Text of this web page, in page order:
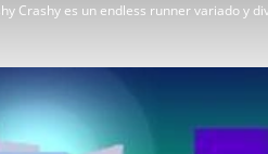
Crashy es un endless runner variado y